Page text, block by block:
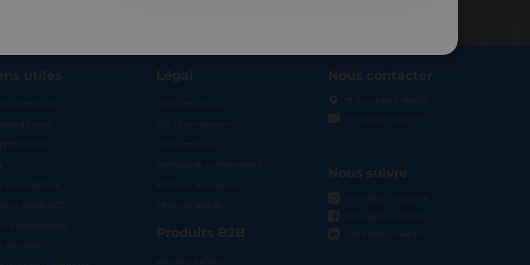
utiles
partenaire
de nous
d’impact
aux questions
virtuel 24/7
engagés
de status
Légal
CGU | Utilisateurs
CGV | Commerçants
CGU Lemonway
Politique de confidentialité
Politique des cookies
Mentions légales
Produits B2B
Lien de paiement
Nous contacter
17 Av. Albert II, 98000
hello@carloapp.com
Nous suivre
Carlo App | Instagram
Carlo App | Facebook
Carlo App | Linkedin
SHOPLOCAL